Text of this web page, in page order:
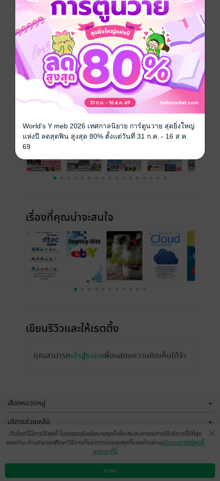
ประเภทไฟล์ pdf
วันที่วางขาย 05 ธันวาคม 2562
ความยาว 24 หน้า
ราคาปก 10 บาท
ฉบับย้อนหลัง ดูทั้งหมด
เรื่องที่คุณน่าจะสนใจ
เขียนรีวิวและให้เรตติ้ง
คุณสามารถเข้าสู่ระบบเพื่อแสดงความคิดเห็นได้จ้า
เลือกหมวดหมู่ +
บริการช่วยเหลือ +
เกี่ยวกับเรา
ดาวน์โหลดแอป วิธีการใช้งาน ติดต่อเรา
เว็บไซต์นี้มีการใช้คุกกี้ โปรดยอมรับนโยบายคุกกี้เพื่อประสบการณ์การใช้บริการที่ดีที่สุด
ของท่าน ท่านสามารถศึกษาวิธีการตั้งค่าการควบคุมคุกกี้ของท่านผ่านนโยบายการใช้คุกกี้
ของเราที่นี่
ตกลง
World's Y meb 2026 เทศกาลนิยาย การ์ตูนวาย สุดยิ่งใหญ่
แห่งปี ลดสุดฟิน สูงสุด 80% ตั้งแต่วันที่ 31 ก.ค. - 16 ส.ค.
69